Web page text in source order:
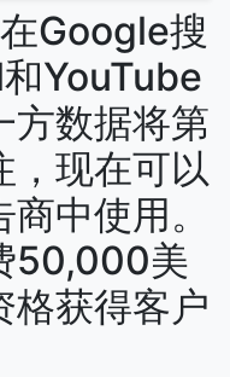
Google搜
YouTube
方数据将第
，现在可以
中使用。
50,000美
格获得客户